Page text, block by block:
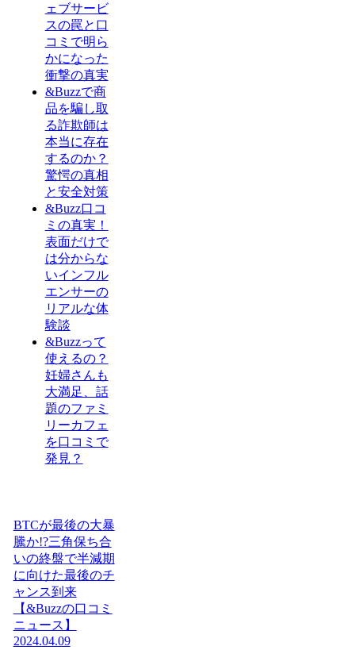
ェブサービ
スの罠と口
コミで明ら
かになった
衝撃の真実
&Buzzで商
品を騙し取
る詐欺師は
本当に存在
するのか？
驚愕の真相
と安全対策
&Buzz口コ
ミの真実！
表面だけで
は分からな
いインフル
エンサーの
リアルな体
験談
&Buzzって
使えるの？
妊婦さんも
大満足、話
題のファミ
リーカフェ
を口コミで
発見？
BTCが最後の大暴
騰か!?三角保ち合
いの終盤で半減期
に向けた最後のチ
ャンス到来
【&Buzzの口コミ
ニュース】
2024.04.09